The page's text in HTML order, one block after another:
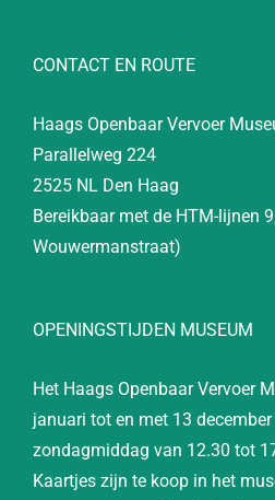
CONTACT EN ROUTE
Haags Openbaar Vervoer
Parallelweg 224
2525 NL Den Haag
Bereikbaar met de HTM-lijnen
Wouwermanstraat)
OPENINGSTIJDEN MUSEUM
Het Haags Openbaar Vervoer
januari tot en met 13
zondagmiddag van 12.30 tot
Kaartjes zijn te koop in het